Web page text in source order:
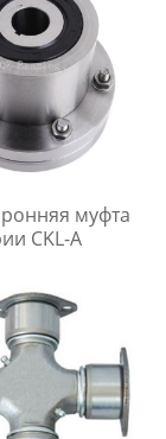
муфта
CKL-A